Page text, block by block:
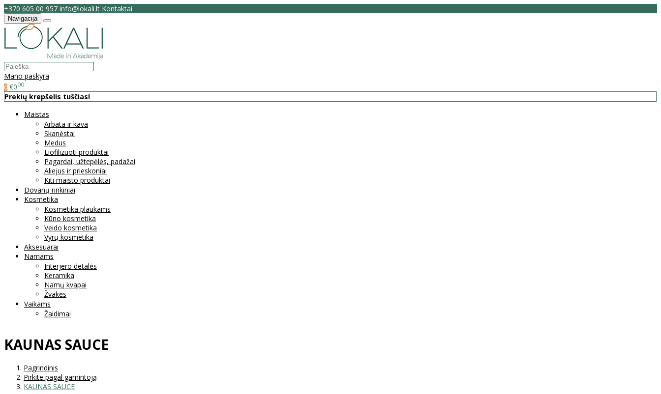
+370 605 00 957 info@lokali.lt Kontaktai
Navigacija
Mano paskyra
0 €000
Prekių krepšelis tuščias!
Maistas
Arbata ir kava
Skanėstai
Medus
Liofilizuoti produktai
Pagardai, užtepėlės, padažai
Aliejus ir prieskoniai
Kiti maisto produktai
Dovanų rinkiniai
Kosmetika
Kosmetika plaukams
Kūno kosmetika
Veido kosmetika
Vyrų kosmetika
Aksesuarai
Namams
Interjero detalės
Keramika
Namų kvapai
Žvakės
Vaikams
Žaidimai
KAUNAS SAUCE
Pagrindinis
Pirkite pagal gamintoją
KAUNAS SAUCE